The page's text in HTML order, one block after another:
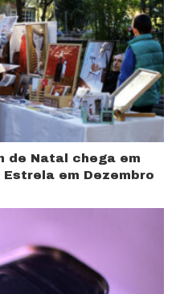
de Natal chega em
em Dezembro